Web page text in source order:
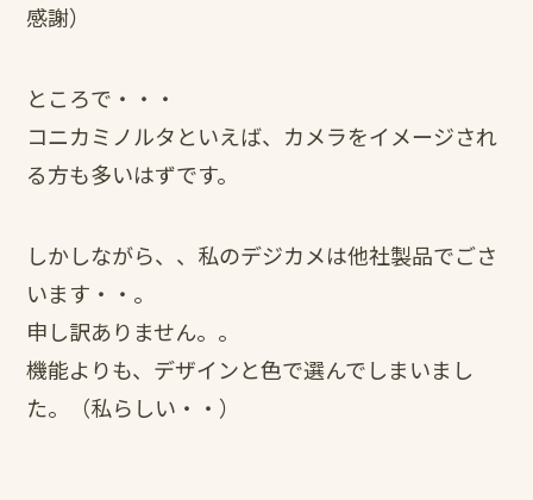
感謝）
ところで・・・
コニカミノルタといえば、カメラをイメージされ
る方も多いはずです。
しかしながら、、私のデジカメは他社製品でごさ
います・・。
申し訳ありません。。
機能よりも、デザインと色で選んでしまいまし
た。（私らしい・・）